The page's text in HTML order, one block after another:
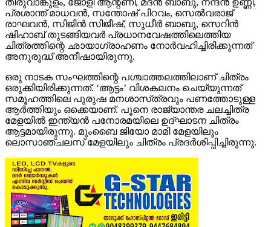
പ്രശാന്ത് മാധവൻ, സന്തോഷ് പിറവം, സെല്‍വരാജ്
രാഘവൻ, സിജിൻ സിജീഷ്, സുധീര്‍ ബാബു, സെറിൻ
ഷിഹാബ് തുടങ്ങിയവർ പ്രധാനവേഷത്തിലെത്തിയ
ചിത്രത്തിന്റെ ഛായാഗ്രാഹണം നോർവഹിച്ചിരിക്കുന്നത്
അനുരുദ്ധ് അനീഷായിരുന്നു.
ഒരു നാടക സംഘത്തിന്റെ പശ്ചാത്തലത്തിലാണ് ചിത്രം
ഒരുക്കിയിരിക്കുന്നത്. ‘ആട്ടം’ വിശകലനം ചെയ്യുന്നത്
സമൂഹത്തിലെ പുരുഷ മനശാസ്‍ത്രവും പണത്തോടുള്ള
ആര്‍ത്തിയും ഒക്കെയാണ്. പൂനെ രാജ്യാന്തര ചലച്ചിത്ര
മേളയിൽ ഇന്ത്യൻ പനോരമയിലെ ഉദ്ഘാടന ചിത്രം
ആട്ടമായിരുന്നു. മുംബൈ ജിയോ മാമി മേളയിലും
ലൊസാഞ്ചലസ് മേളയിലും ചിത്രം പ്രദർശിപ്പിച്ചിരുന്നു.